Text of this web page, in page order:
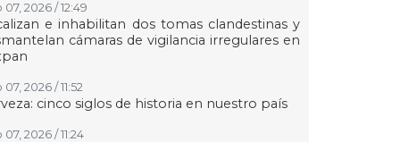
07, 2026 / 12:49
e inhabilitan dos tomas clandestinas y
cámaras de vigilancia irregulares en
2026 / 11:52
cinco siglos de historia en nuestro país
2026 / 11:24